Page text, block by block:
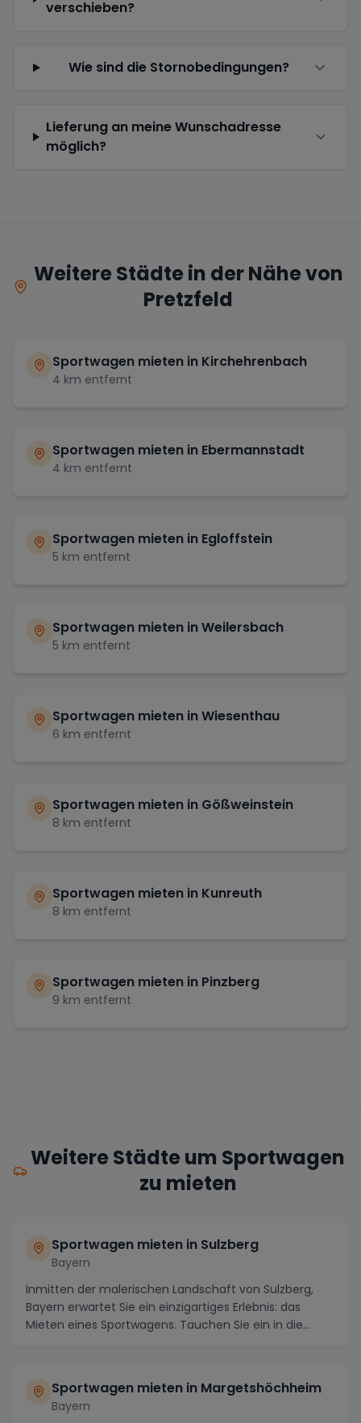
verschieben?
Wie sind die Stornobedingungen?
Lieferung an meine Wunschadresse
möglich?
Weitere Städte in der Nähe von
Pretzfeld
Sportwagen mieten in Kirchehrenbach
4 km entfernt
Sportwagen mieten in Ebermannstadt
4 km entfernt
Sportwagen mieten in Egloffstein
5 km entfernt
Sportwagen mieten inWeilersbach
5 km entfernt
Sportwagen mieten inWiesenthau
6 km entfernt
Sportwagen mieten in Gößweinstein
8 km entfernt
Sportwagen mieten in Kunreuth
8 km entfernt
Sportwagen mieten in Pinzberg
9 km entfernt
Weitere Städte um Sportwagen
zu mieten
Sportwagen mieten in Sulzberg
Bayern
Inmitten der malerischen Landschaft von Sulzberg,
Bayern erwartet Sie ein einzigartiges Erlebnis: das
Mieten eines Sportwagens. Tauchen Sie ein in die...
Sportwagen mieten in Margetshöchheim
Bayern